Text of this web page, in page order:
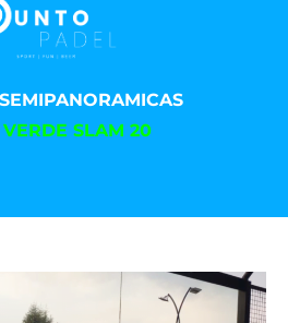
SEMIPANORAMICAS
VERDE SLAM 20